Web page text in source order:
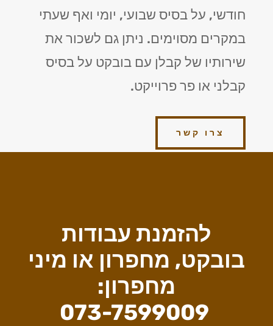
חודשי, על בסיס שבועי, יומי ואף שעתי
במקרים מסוימים. ניתן גם לשכור את
שירותיו של קבלן עם בובקט על בסיס
קבלני או פר פרוייקט.
צרו קשר
להזמנת עבודות
בובקט, מחפרון או מיני
מחפרון:
073-7599009